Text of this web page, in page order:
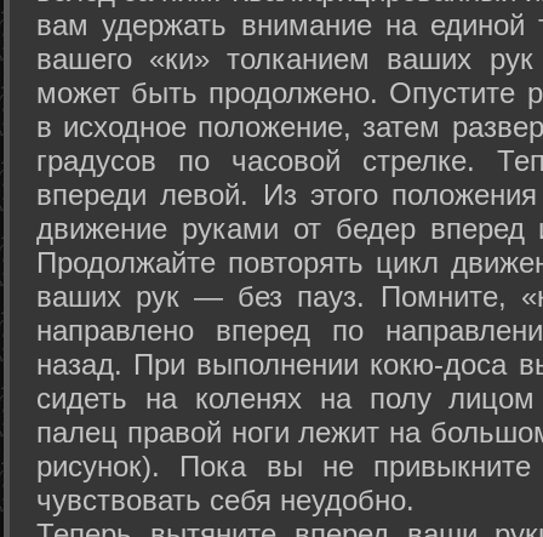
вам удержать внимание на единой
вашего «ки» толканием ваших
может быть продолжено. Опустите
в исходное положение, затем
градусов по часовой стрелке.
впереди левой. Из этого
движение руками от бедер вперед
Продолжайте повторять цикл
ваших рук — без пауз. Помните,
направлено вперед по
назад. При выполнении кокю-доса
сидеть на коленях на полу
палец правой ноги лежит на
рисунок). Пока вы не
чувствовать себя неудобно.